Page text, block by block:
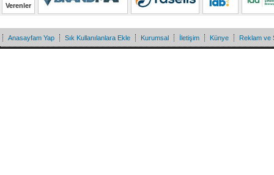
Verenler
Anasayfam Yap Sık Kullanılanlara Ekle Kurumsal İletişim Künye Reklam ve